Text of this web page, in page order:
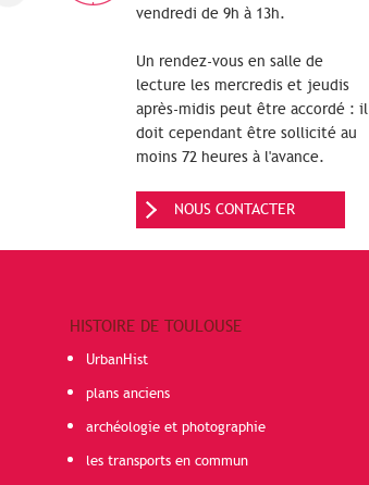
vendredi de 9h à 13h.
Un rendez-vous en salle de
lecture les mercredis et jeudis
après-midis peut être accordé : il
doit cependant être sollicité au
moins 72 heures à l'avance.
NOUS CONTACTER
HISTOIRE DE TOULOUSE
UrbanHist
plans anciens
archéologie et photographie
les transports en commun